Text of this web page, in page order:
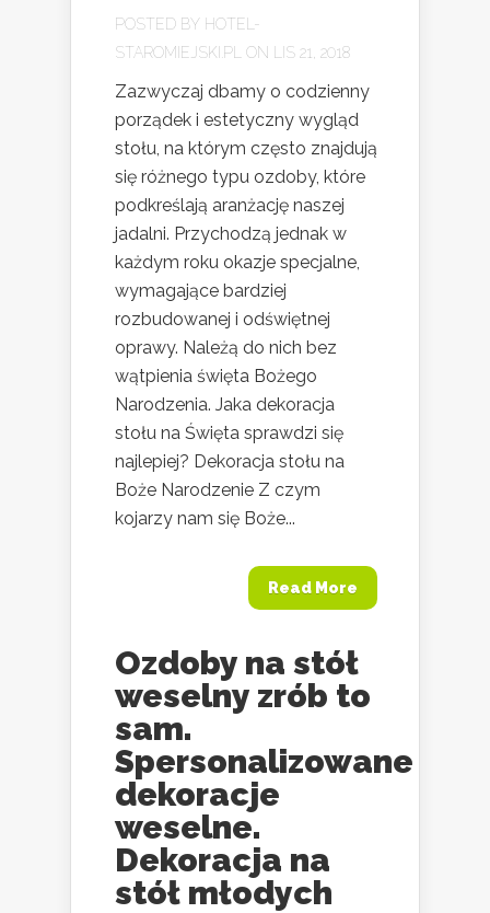
POSTED BY HOTEL-
STAROMIEJSKI.PL
ON LIS 21, 2018
Zazwyczaj dbamy o codzienny
porządek i estetyczny wygląd
stołu, na którym często znajdują
się różnego typu ozdoby, które
podkreślają aranżację naszej
jadalni. Przychodzą jednak w
każdym roku okazje specjalne,
wymagające bardziej
rozbudowanej i odświętnej
oprawy. Należą do nich bez
wątpienia święta Bożego
Narodzenia. Jaka dekoracja
stołu na Święta sprawdzi się
najlepiej? Dekoracja stołu na
Boże Narodzenie Z czym
kojarzy nam się Boże...
Read More
Ozdoby na stół
weselny zrób to
sam.
Spersonalizowane
dekoracje
weselne.
Dekoracja na
stół młodych